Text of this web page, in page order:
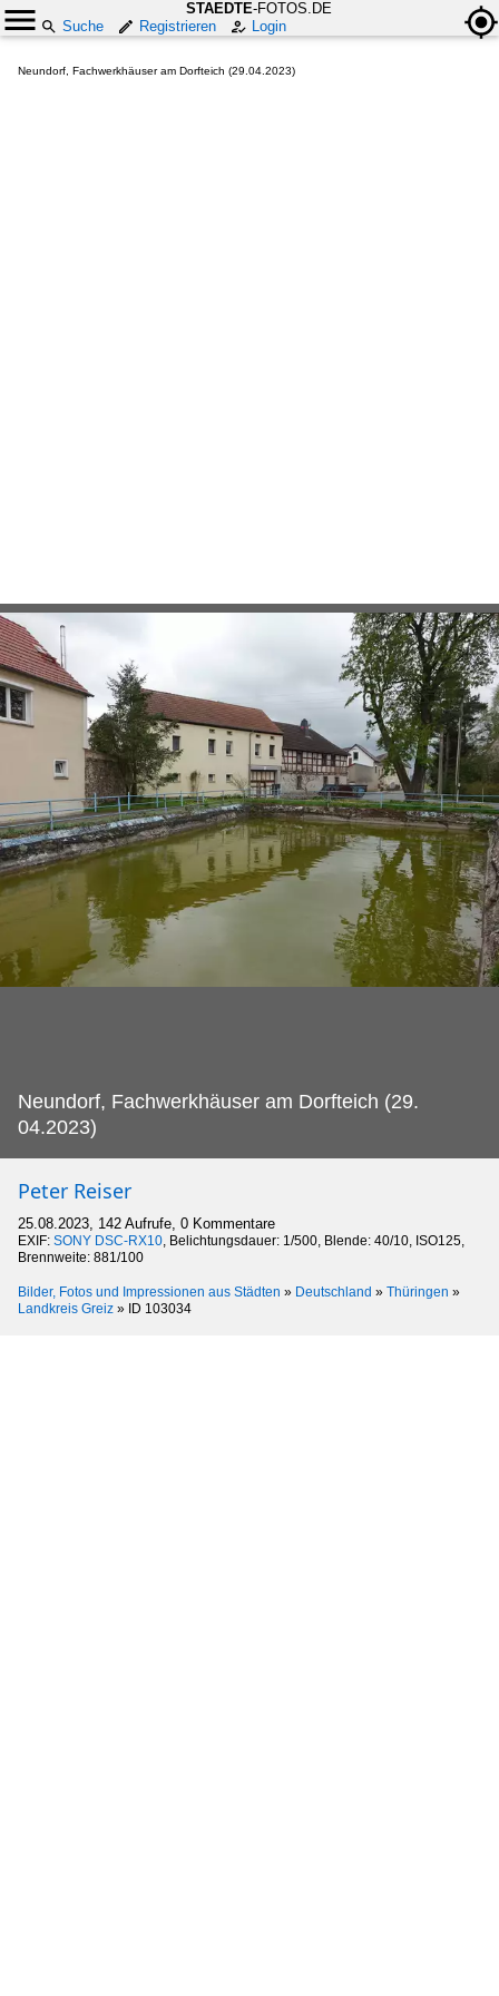
STAEDTE-FOTOS.DE
Suche
Registrieren Login
Neundorf, Fachwerkhäuser am Dorfteich (29.04.2023)
Neundorf, Fachwerkhäuser am Dorfteich (29.
04.2023)
Peter Reiser
25.08.2023, 142 Aufrufe, 0 Kommentare
EXIF: SONY DSC-RX10, Belichtungsdauer: 1/500, Blende: 40/10, ISO125,
Brennweite: 881/100
Bilder, Fotos und Impressionen aus Städten » Deutschland » Thüringen »
Landkreis Greiz » ID 103034